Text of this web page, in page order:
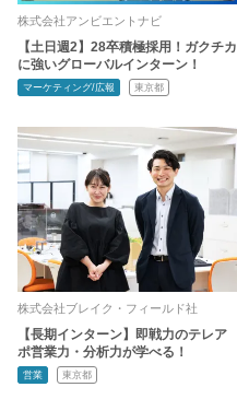
株式会社アンビエントナビ
【土日週2】28卒積極採用！ガクチカ
に強いグローバルインターン！
マーケティング/広報 東京都
株式会社ブレイク・フィールド社
【長期インターン】即戦力のテレア
ポ営業力・分析力が学べる！
営業 東京都